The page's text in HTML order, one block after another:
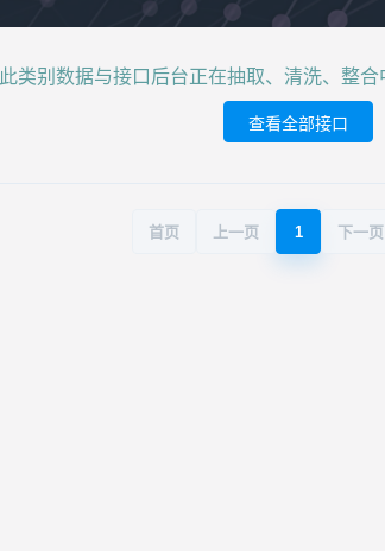
此类别数据与接口后台正在抽取、清洗、整
查看全部接口
首页 上一页 1 下一页